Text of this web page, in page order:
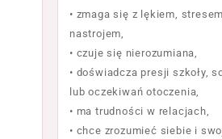
• zmaga się z lękiem,
nastrojem,
• czuje się nierozumiana,
• doświadcza presji szkoły,
lub oczekiwań otoczenia,
• ma trudności w relacjach,
• chce zrozumieć siebie i